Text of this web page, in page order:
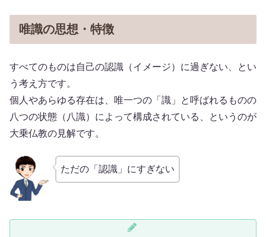
唯識の思想・特徴
すべてのものは自己の認識（イメージ）に過ぎない、とい
う考え方です。
個人やあらゆる存在は、唯一つの「識」と呼ばれるものの
八つの状態（八識）によって構成されている、というのが
大乗仏教の見解です。
ただの「認識」にすぎない